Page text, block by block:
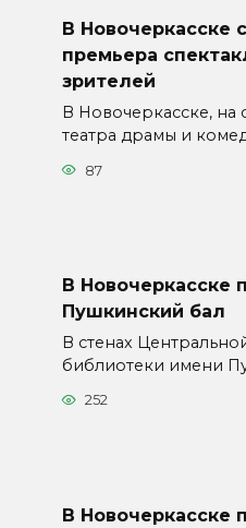
В Новочеркасске
премьера
зрителей
В Новочеркасске, на
театра драмы и
87
В Новочеркасске
Пушкинский бал
В стенах
библиотеки имени
252
В Новочеркасске